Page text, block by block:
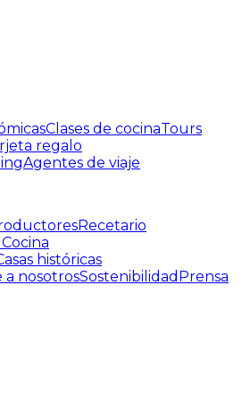
Clases de cocinaTours
regalo
Agentes de viaje
Recetario
históricas
a nosotrosSostenibilidad Prensa